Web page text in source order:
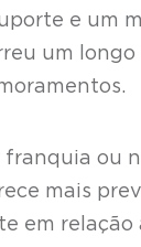
e um
um longo
franquia ou
mais
em relação